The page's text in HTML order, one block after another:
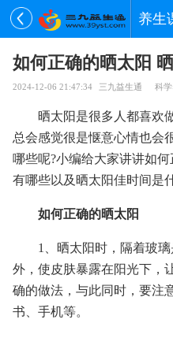
养生
如何正确的晒太阳
2024-12-06 21:47:34 三九益生通 科
晒太阳是很多人都喜欢
总会感觉很是惬意心情也会
哪些呢?小编给大家讲讲如
有哪些以及晒太阳佳时间是
如何正确的晒太阳
1、晒太阳时，隔着玻
外，使皮肤暴露在阳光下，
确的做法，与此同时，要注
书、手机等。